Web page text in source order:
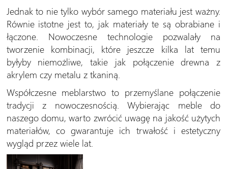
Jednak to nie tylko wybór samego materiału jest ważny.
Równie istotne jest to, jak materiały te są obrabiane i
łączone. Nowoczesne technologie pozwalały na
tworzenie kombinacji, które jeszcze kilka lat temu
byłyby niemożliwe, takie jak połączenie drewna z
akrylem czy metalu z tkaniną.
Współczesne meblarstwo to przemyślane połączenie
tradycji z nowoczesnością. Wybierając meble do
naszego domu, warto zwrócić uwagę na jakość użytych
materiałów, co gwarantuje ich trwałość i estetyczny
wygląd przez wiele lat.